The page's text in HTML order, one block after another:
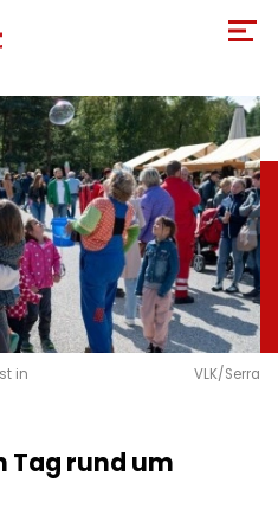
in
VLK/Serra
Tag rund um